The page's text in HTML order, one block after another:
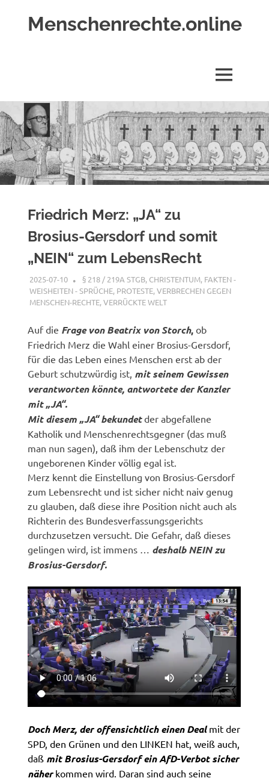
Menschenrechte.online
Geborene
wie
für
Ungeborene
MENÜ
Friedrich Merz: „JA“ zu
Brosius-Gersdorf und somit
„NEIN“ zum LebensRecht
2025-07-10 XX
§ 218 / 219A STGB, CHRISTENTUM, FAKTEN -
WEISHEITEN - SPRÜCHE, PROTESTE,VERBRECHEN GEGEN
MENSCHEN-RECHTE,VERRÜCKTE WELT
Auf die Frage von Beatrix von Storch, ob
Friedrich Merz die Wahl einer Brosius-Gersdorf,
für die das Leben eines Menschen erst ab der
Geburt schutzwürdig ist, mit seinem Gewissen
verantworten könnte, antwortete der Kanzler
mit „JA“.
Mit diesem „JA“ bekundetder abgefallene
Katholik und Menschenrechtsgegner (das muß
man nun sagen), daß ihm der Lebenschutz der
ungeborenen Kinder völlig egal ist.
Merz kennt die Einstellung von Brosius-Gersdorf
zum Lebensrecht und ist sicher nicht naiv genug
zu glauben, daß diese ihre Position nicht auch als
Richterin des Bundesverfassungsgerichts
durchzusetzen versucht. Die Gefahr, daß dieses
gelingen wird, ist immens … deshalb NEIN zu
Brosius-Gersdorf.
Doch Merz, der offensichtlich einen Dealmit der
SPD, den Grünen und den LINKEN hat, weiß auch,
daß mit Brosius-Gersdorf ein AfD-Verbot sicher
näher kommen wird. Daran sind auch seine